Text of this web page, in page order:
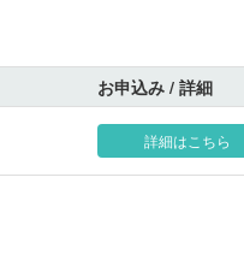
お申込み / 詳細
詳細はこちら